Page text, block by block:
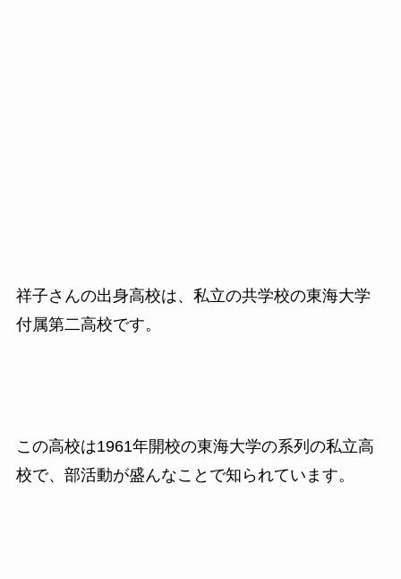
祥子さんの出身高校は、私立の共学校の東海大学
付属第二高校です。
この高校は1961年開校の東海大学の系列の私立高
校で、部活動が盛んなことで知られています。